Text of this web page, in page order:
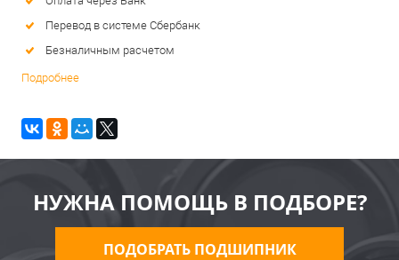
Перевод в системе Сбербанк
Безналичным расчетом
Подробнее
НУЖНА ПОМОЩЬ В ПОДБОРЕ?
ПОДОБРАТЬ ПОДШИПНИК